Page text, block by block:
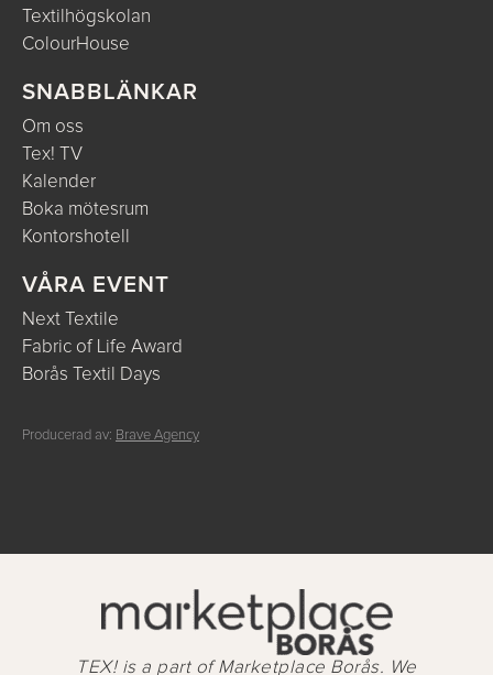
Textilhögskolan
ColourHouse
SNABBLÄNKAR
Om oss
Tex! TV
Kalender
Boka mötesrum
Kontorshotell
VÅRA EVENT
Next Textile
Fabric of Life Award
Borås Textil Days
Producerad av: Brave Agency
TEX! is a part of Marketplace Borås. We